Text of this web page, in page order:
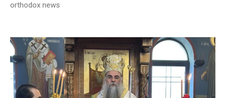
orthodox news